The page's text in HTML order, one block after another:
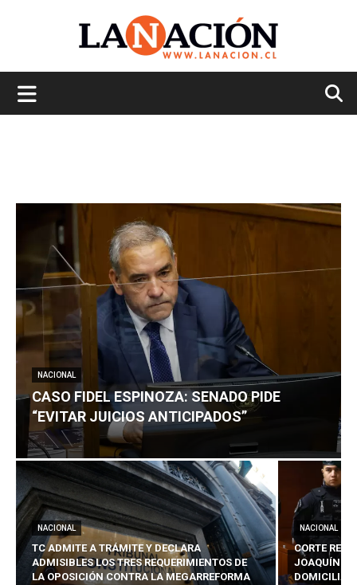
NACIONAL
CASO FIDEL ESPINOZA: SENADO PIDE
“EVITAR JUICIOS ANTICIPADOS”
NACIONAL
TC ADMITE A TRÁMITE Y DECLARA
ADMISIBLES LOS TRES REQUERIMIENTOS DE
LA OPOSICIÓN CONTRA LA MEGARREFORMA
NACIONAL
CORTE
JOAQUÍN